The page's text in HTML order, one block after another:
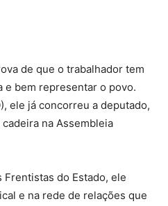
de que o trabalhador tem
bem representar o povo.
ele já concorreu a deputado,
na Assembleia
Frentistas do Estado, ele
e na rede de relações que